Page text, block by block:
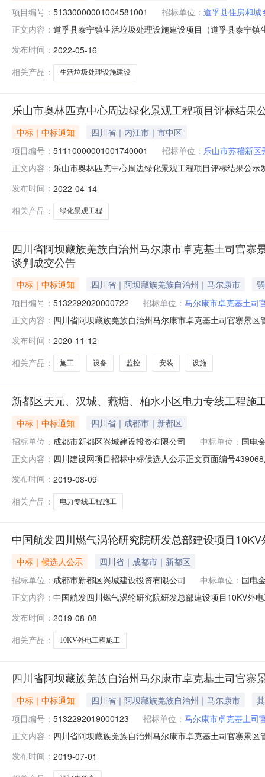
项目编号： 51330000001004581001 招标单位： 道孚县住房和城
正文内容： 道孚县泰宁镇生活垃圾处理设施建设项目（道孚县泰宁
理设施建设项目施工招标）项目业主道孚县住房和城乡
发布时间： 2022-05-16
相关产品：
生活垃圾处理设施建设
乐山市奥林匹克中心周边绿化景观工程项目评标结果
中标｜中标通知
四川省｜内江市｜市中区
项目编号： 51110000001001740001 招标单位： 乐山市苏稽新
正文内容： 乐山市奥林匹克中心周边绿化景观工程项目评标结果公
委员会招标人联系电话0833-2555696招标代理机构成都
发布时间： 2022-04-14
相关产品：
绿化景观工程
四川省阿坝藏族羌族自治州马尔康市卓克基土司官
谈判成交公告
中标｜中标通知 四川省｜阿坝藏族羌族自治州｜马尔康市
项目编号： 5132292020000722 招标单位： 马尔康市卓克基土司
正文内容： 四川省阿坝藏族羌族自治州马尔康市卓克基土司官寨景
施及WiFi施工安装采购项目三、中标（成交）信息供应
四、
发布时间： 2020-11-12
相关产品：
施工 设备 监控 安装 设施
新都区天元、汉城、燕塘、柏水小区电力专线工程施
中标｜中标通知
四川省｜成都市｜新都区
招标单位： 成都市新都区兴城建设投资有限公司 中标单位： 国电
正文内容： 四川建设网项目招标中标候选人公示正文页面编号
60322321招标人成都市新都区兴城建设投资有限公司招
发布时间： 2019-08-09
相关产品：
电力专线工程施工
中国航发四川燃气涡轮研究院研发总部建设项目
中标｜候选人公示
四川省｜成都市｜新都区
招标单位： 成都市新都区兴城建设投资有限公司 中标单位： 国电
正文内容： 中国航发四川燃气涡轮研究院研发总部建设项目10KV外
2019-08-08项目及标段名称中国航发四川燃气涡轮研究
发布时间： 2019-08-08
相关产品：
10KV外电工程施工
四川省阿坝藏族羌族自治州马尔康市卓克基土司官
中标｜中标通知 四川省｜阿坝藏族羌族自治州｜马尔康市
项目编号： 5132292019000123 招标单位： 马尔康市卓克基土司
正文内容： 四川省阿坝藏族羌族自治州马尔康市卓克基土司官寨景
亭采购项目采购项目编号5132292019000123采购方式
公司代理机构联系电话
发布时间： 2019-07-01